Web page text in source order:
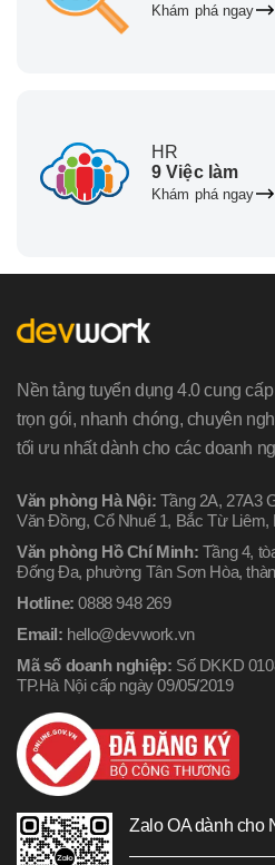
Khám phá ngay
HR
9 Việc làm
Khám phá ngay
Nền tảng tuyển dụng 4.0 cung
trọn gói, nhanh chóng, chuyên
tối ưu nhất dành cho các doanh
Văn phòng Hà Nội: Tầng 2A, 27A3
Văn Đồng, Cổ Nhuế 1, Bắc Từ Liêm,
Văn phòng Hồ Chí Minh: Tầng 4,
Đống Đa, phường Tân Sơn Hòa,
Hotline: 0888 948 269
Email: hello@devwork.vn
Mã số doanh nghiệp: Số DKKD
TP.Hà Nội cấp ngày 09/05/2019
Zalo OA dành cho